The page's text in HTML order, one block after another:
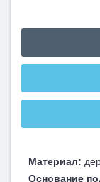
Материал:
Основание